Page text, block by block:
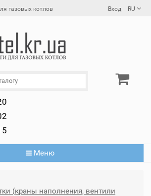
газовых котлов Вход RU
Меню
(краны наполнения, вентили